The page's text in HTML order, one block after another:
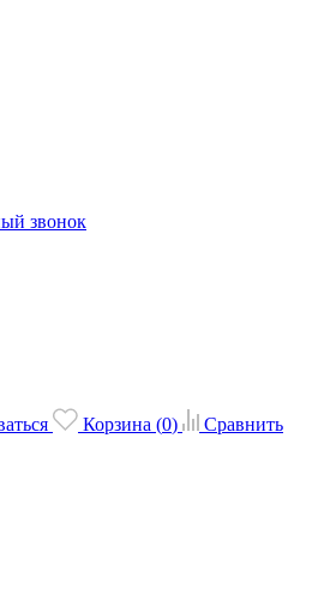
звонок
Корзина (0)
Сравнить